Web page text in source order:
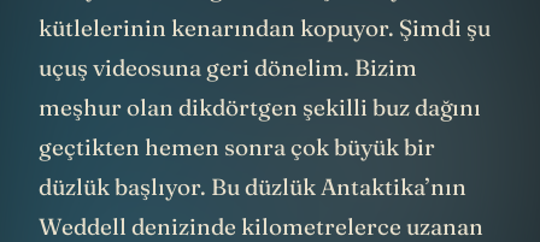
kütlelerinin kenarından kopuyor. Şimdi şu
uçuş videosuna geri dönelim. Bizim
meşhur olan dikdörtgen şekilli buz dağını
geçtikten hemen sonra çok büyük bir
düzlük başlıyor. Bu düzlük Antaktika’nın
Weddell denizinde kilometrelerce uzanan